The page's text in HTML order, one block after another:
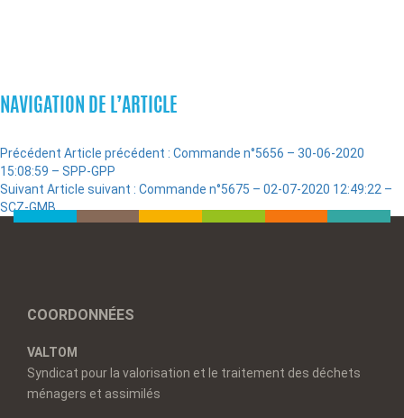
NAVIGATION DE L’ARTICLE
Précédent Article précédent : Commande n°5656 – 30-06-2020
15:08:59 – SPP-GPP
Suivant Article suivant : Commande n°5675 – 02-07-2020 12:49:22 –
SCZ-GMB
COORDONNÉES
VALTOM
Syndicat pour la valorisation et le traitement des déchets
ménagers et assimilés